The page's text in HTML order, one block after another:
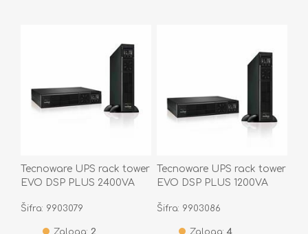
Tecnoware UPS rack tower
EVO DSP PLUS 2400VA
Šifra: 9903079
Zaloga: 2
Tecnoware UPS rack tower
EVO DSP PLUS 1200VA
Šifra: 9903086
Zaloga: 4